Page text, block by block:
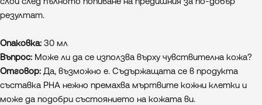
слой след пълното попиване на предишния за по-добър
резултат.
Опаковка: 30 мл
Въпрос: Може ли да се използва върху чувствителна кожа?
Отговор: Да, възможно е. Съдържащата се в продукта
съставка PHA нежно премахва мъртвите кожни клетки и
може да подобри състоянието на кожата ви.